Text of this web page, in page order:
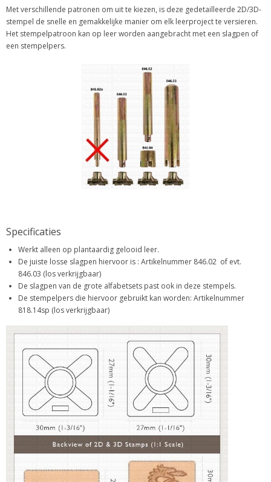
Met verschillende patronen om uit te kiezen, is deze gedetailleerde 2D/3D-
stempel de snelle en gemakkelijke manier om elk leerproject te versieren.
Het stempelpatroon kan op leer worden aangebracht met een slagpen of
een stempelpers.
Specificaties
Werkt alleen op plantaardig gelooid leer.
De juiste losse slagpen hiervoor is : Artikelnummer 846.02 of evt.
846.03 (los verkrijgbaar)
De slagpen van de grote alfabetsets past ook in deze stempels.
De stempelpers die hiervoor gebruikt kan worden: Artikelnummer
818.14sp (los verkrijgbaar)